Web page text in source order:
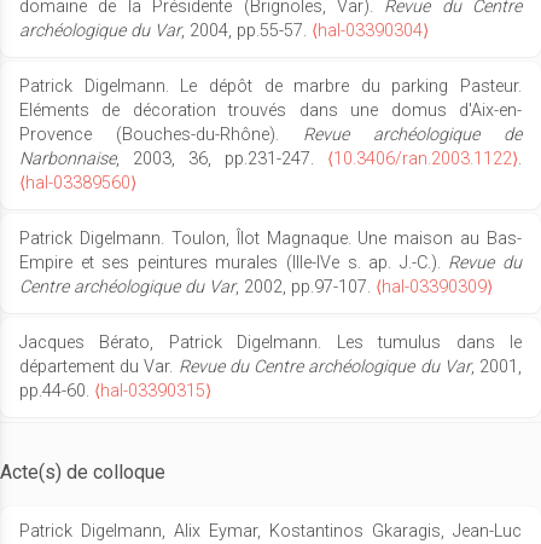
domaine de la Présidente (Brignoles, Var). Revue du Centre
archéologique du Var, 2004, pp.55-57. ⟨hal-03390304⟩
Patrick Digelmann. Le dépôt de marbre du parking Pasteur.
Eléments de décoration trouvés dans une domus d'Aix-en-
Provence (Bouches-du-Rhône). Revue archéologique de
Narbonnaise, 2003, 36, pp.231-247. ⟨10.3406/ran.2003.1122⟩.
⟨hal-03389560⟩
Patrick Digelmann. Toulon, Îlot Magnaque. Une maison au Bas-
Empire et ses peintures murales (IIIe-IVe s. ap. J.-C.). Revue du
Centre archéologique du Var, 2002, pp.97-107. ⟨hal-03390309⟩
Jacques Bérato, Patrick Digelmann. Les tumulus dans le
département du Var. Revue du Centre archéologique du Var, 2001,
pp.44-60. ⟨hal-03390315⟩
Acte(s) de colloque
Patrick Digelmann, Alix Eymar, Kostantinos Gkaragis, Jean-Luc